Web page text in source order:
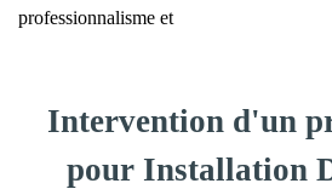
professionnalisme et
Intervention d'un
pour Installation